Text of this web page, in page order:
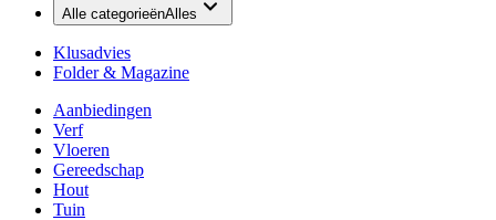
Alle categorieënAlles
Klusadvies
Folder & Magazine
Aanbiedingen
Verf
Vloeren
Gereedschap
Hout
Tuin